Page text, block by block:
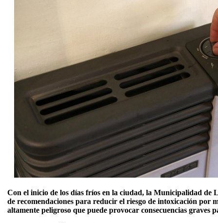
Con el inicio de los días fríos en la ciudad, la Municipalidad de
de recomendaciones para reducir el riesgo de intoxicación por
altamente peligroso que puede provocar consecuencias graves